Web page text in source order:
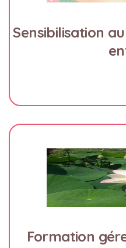
Sensibilisation
Formation